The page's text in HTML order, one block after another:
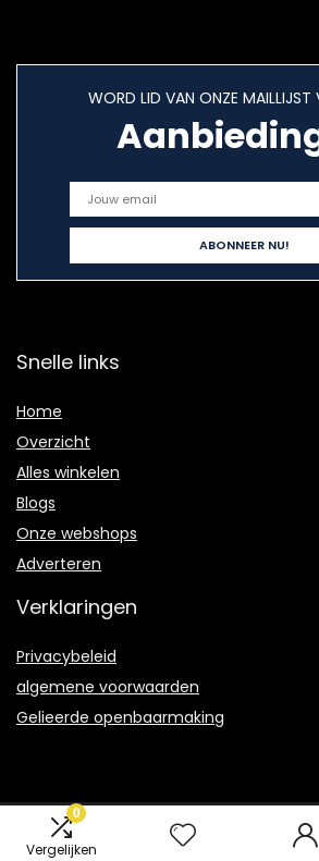
0
Vergelijken
WORD LID VAN ONZE MAILLIJST
Snelle links
Home
Overzicht
Alles winkelen
Blogs
Onze webshops
Adverteren
Verklaringen
Privacybeleid
algemene voorwaarden
Gelieerde openbaarmaking
2021 © Wildeboeken.be Alle rechten